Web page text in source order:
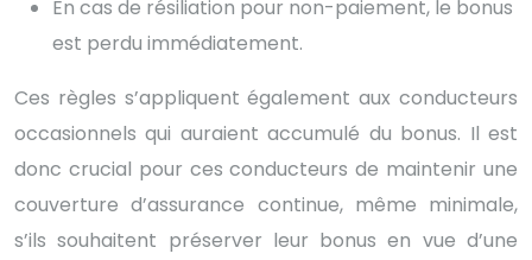
En cas de résiliation pour non-paiement, le bonus
est perdu immédiatement.
Ces règles s’appliquent également aux conducteurs
occasionnels qui auraient accumulé du bonus. Il est
donc crucial pour ces conducteurs de maintenir une
couverture d’assurance continue, même minimale,
s’ils souhaitent préserver leur bonus en vue d’une